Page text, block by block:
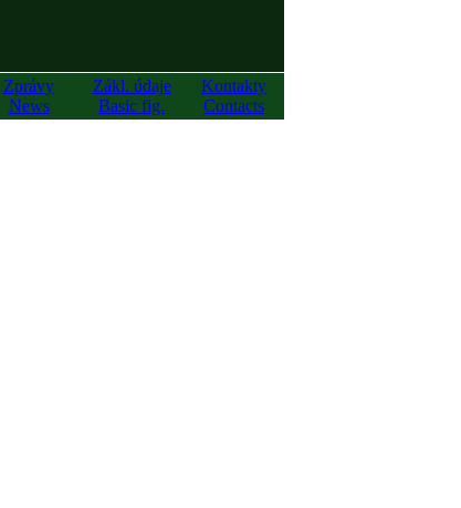
Zprávy
News
Zákl. údaje
Basic fig.
Kontakty
Contacts